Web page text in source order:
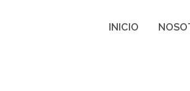
INICIO